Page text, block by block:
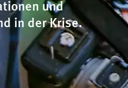
und
in der Krise.